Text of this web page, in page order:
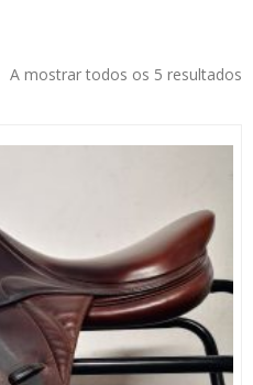
A mostrar todos os 5 resultados